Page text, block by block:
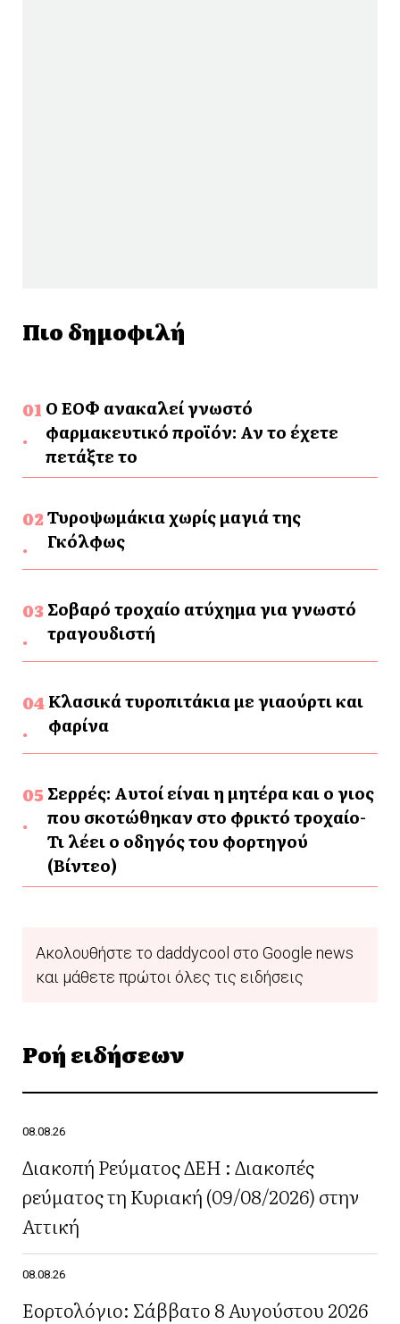
Πιο δημοφιλή
Ο ΕΟΦ ανακαλεί γνωστό
φαρμακευτικό προϊόν: Αν το έχετε
πετάξτε το
Τυροψωμάκια χωρίς μαγιά της
Γκόλφως
Σοβαρό τροχαίο ατύχημα για γνωστό
τραγουδιστή
Κλασικά τυροπιτάκια με γιαούρτι και
φαρίνα
Σερρές: Αυτοί είναι η μητέρα και ο γιος
που σκοτώθηκαν στο φρικτό τροχαίο-
Τι λέει ο οδηγός του φορτηγού
(Βίντεο)
Ακολουθήστε το daddycool στο Google news
και μάθετε πρώτοι όλες τις ειδήσεις
Ροή ειδήσεων
08.08.26
Διακοπή Ρεύματος ΔΕΗ : Διακοπές
ρεύματος τη Κυριακή (09/08/2026) στην
Αττική
08.08.26
Εορτολόγιο: Σάββατο 8 Αυγούστου 2026